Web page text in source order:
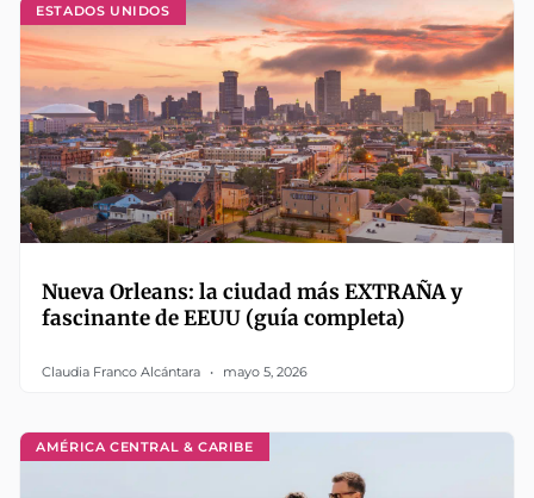
ESTADOS UNIDOS
Nueva Orleans: la ciudad más EXTRAÑA y
fascinante de EEUU (guía completa)
Claudia Franco Alcántara mayo 5, 2026
AMÉRICA CENTRAL & CARIBE